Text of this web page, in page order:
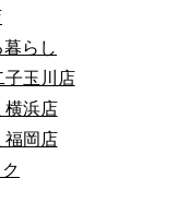
暮らし
子玉川店
横浜店
福岡店